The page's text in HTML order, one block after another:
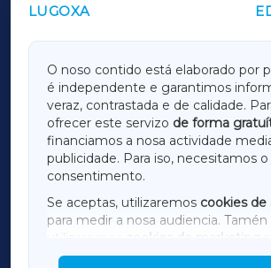
LUGOXA
O noso contido está elaborado por
é independente e garantimos
veraz, contrastada e de calidade.
ofrecer este servizo de forma
financiamos a nosa actividade
publicidade. Para iso, necesitamos
consentimento.
Se aceptas, utilizaremos cookies de
para medir a nosa audiencia. Tamén
utilizaremos
cookies de marketing
mostrar publicidade de terceiros.
OUTROS PERIÓDICOS
LUGOXA
TERRACHAXA
AMARIÑAXA